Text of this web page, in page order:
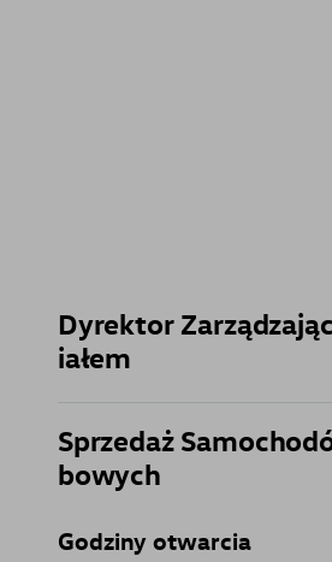
Dyrektor
iałem
Sprzedaż
bowych
Godziny otwarcia